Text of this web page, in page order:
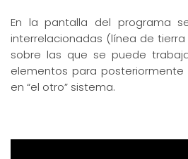
En la pantalla del programa
interrelacionadas (línea de
sobre las que se puede
elementos para
en “el otro” sistema.